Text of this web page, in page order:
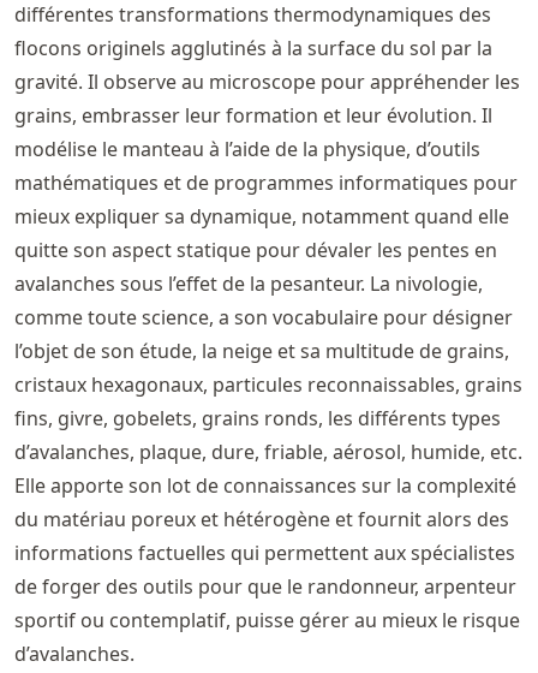
différentes transformations thermodynamiques des
flocons originels agglutinés à la surface du sol par la
gravité. Il observe au microscope pour appréhender les
grains, embrasser leur formation et leur évolution. Il
modélise le manteau à l’aide de la physique, d’outils
mathématiques et de programmes informatiques pour
mieux expliquer sa dynamique, notamment quand elle
quitte son aspect statique pour dévaler les pentes en
avalanches sous l’effet de la pesanteur. La nivologie,
comme toute science, a son vocabulaire pour désigner
l’objet de son étude, la neige et sa multitude de grains,
cristaux hexagonaux, particules reconnaissables, grains
fins, givre, gobelets, grains ronds, les différents types
d’avalanches, plaque, dure, friable, aérosol, humide, etc.
Elle apporte son lot de connaissances sur la complexité
du matériau poreux et hétérogène et fournit alors des
informations factuelles qui permettent aux spécialistes
de forger des outils pour que le randonneur, arpenteur
sportif ou contemplatif, puisse gérer au mieux le risque
d’avalanches.